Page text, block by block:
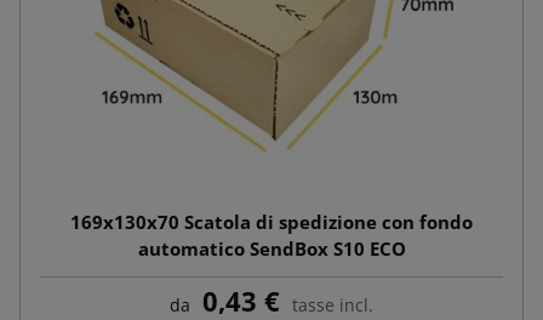
169x130x70 Scatola di spedizione con fondo
automatico SendBox S10 ECO
da 0,43 € tasse incl.